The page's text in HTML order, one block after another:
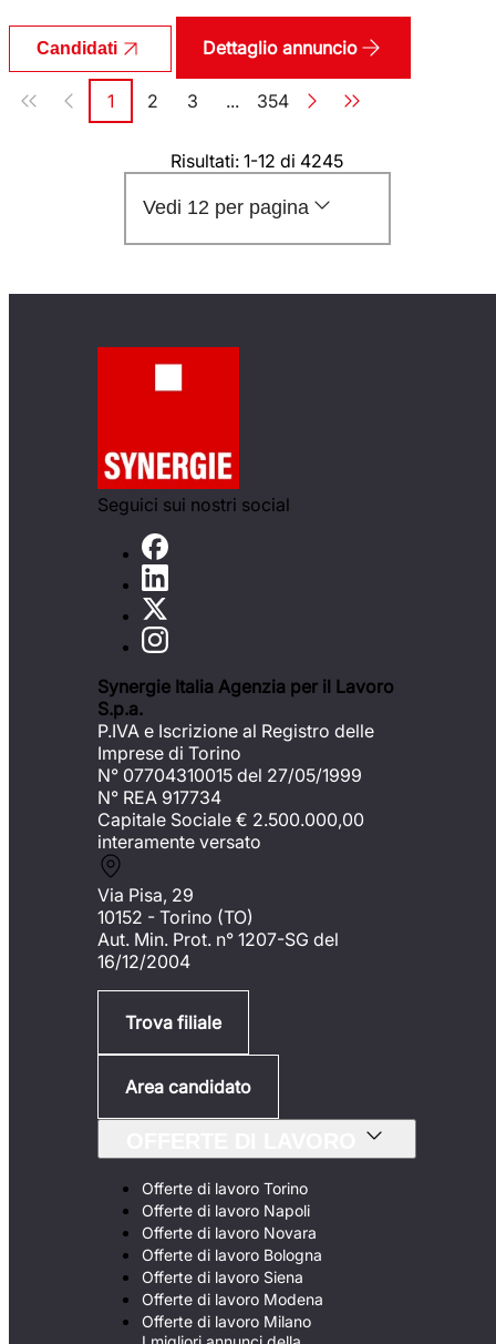
Candidati Dettaglio annuncio
Paginazione
Pagina
1 Pagina
2 Pagina
3 ... Pagina
354
Risultati: 1-12 di 4245
Vedi 12 per pagina
Seguici sui nostri social
Synergie Italia Agenzia per il Lavoro
S.p.a.
P.IVA e Iscrizione al Registro delle
Imprese di Torino
N° 07704310015 del 27/05/1999
N° REA 917734
Capitale Sociale € 2.500.000,00
interamente versato
Via Pisa, 29
10152 - Torino (TO)
Aut. Min. Prot. n° 1207-SG del
16/12/2004
Trova filiale
Area candidato
Offerte di lavoro Torino
Offerte di lavoro Napoli
Offerte di lavoro Novara
Offerte di lavoro Bologna
Offerte di lavoro Siena
Offerte di lavoro Modena
Offerte di lavoro Milano